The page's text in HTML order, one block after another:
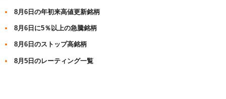
8月6日の年初来高値更新銘柄
8月6日に5％以上の急騰銘柄
8月6日のストップ高銘柄
8月5日のレーティング一覧